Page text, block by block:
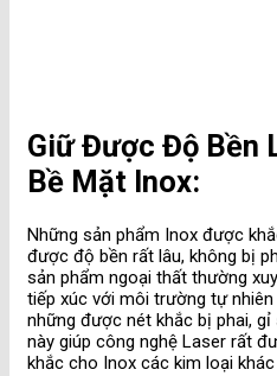
Giữ Được Độ Bền
Bề Mặt Inox:
Những sản phẩm Inox được
được độ bền rất lâu, không bị
sản phẩm ngoại thất thường
tiếp xúc với môi trường tự
những được nét khắc bị phai, gỉ
này giúp công nghệ Laser rất
khắc cho Inox các kim loại khác